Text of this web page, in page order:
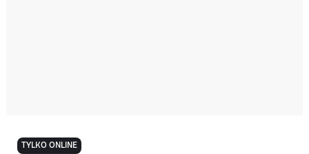
TYLKO ONLINE